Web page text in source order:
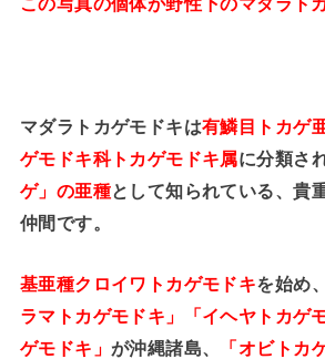
マダラトカゲモドキは有鱗目トカゲ
ゲモドキ科トカゲモドキ属に分類され
ゲ」の亜種として知られている、貴
仲間です。
基亜種クロイワトカゲモドキを始め
ラマトカゲモドキ」「イヘヤトカゲ
ゲモドキ」 が沖縄諸島、 「オビトカ